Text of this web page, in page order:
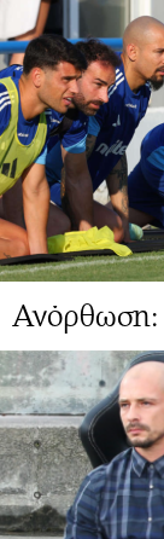
Ανόρθωση: